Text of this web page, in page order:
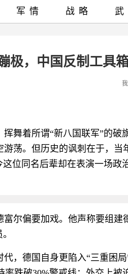
极，中国反制工具
舞着所谓“新八国联军”的破
荡。但历史的讽刺在于，当
这位同名后辈却在表演一场
尔偏要加戏。他声称要组建
，德国自身更陷入“三重困
军情 战略